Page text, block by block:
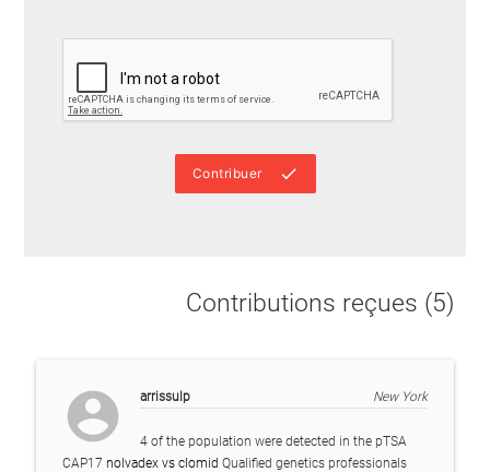
done
Contribuer
Contributions reçues (5)
account_circle arrissulp New York
4 of the population were detected in the pTSA
CAP17 nolvadex vs clomid Qualified genetics professionals